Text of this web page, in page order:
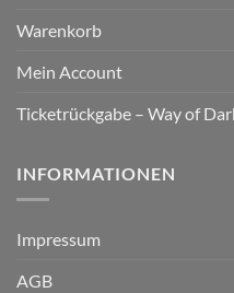
Warenkorb
Mein Account
Ticketrückgabe – Way of
INFORMATIONEN
Impressum
AGB